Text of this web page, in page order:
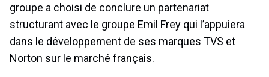
groupe a choisi de conclure un partenariat
structurant avec le groupe Emil Frey qui l’appuiera
dans le développement de ses marques TVS et
Norton sur le marché français.